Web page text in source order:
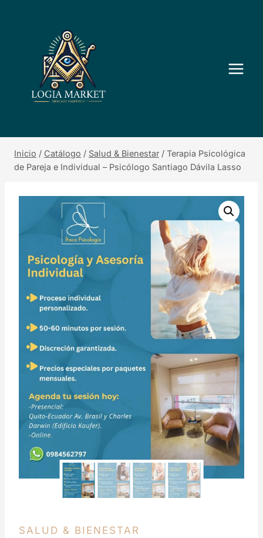
Inicio / Catálogo / Salud & Bienestar / Terapia Psicológica
de Pareja e Individual – Psicólogo Santiago Dávila Lasso
SALUD & BIENESTAR